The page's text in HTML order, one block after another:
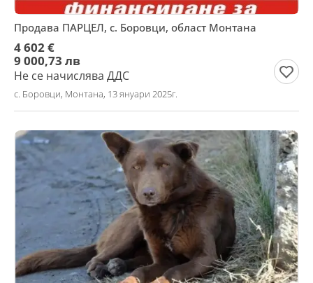
Продава ПАРЦЕЛ, с. Боровци, област Монтана
4 602 €
9 000,73 лв
Не се начислява ДДС
с. Боровци, Монтана, 13 януари 2025г.